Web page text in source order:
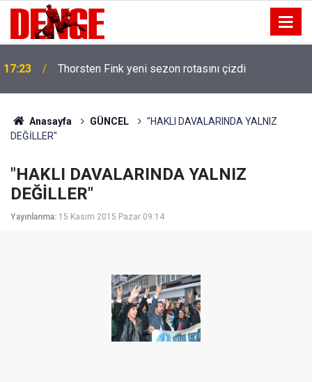
17:23 Thorsten Fink yeni sezon rotasını çizdi
Anasayfa GÜNCEL
"HAKLI DAVALARINDA YALNIZ
DEĞİLLER"
"HAKLI DAVALARINDA YALNIZ
DEĞİLLER"
Yayınlanma: 15 Kasım 2015 Pazar 09:14